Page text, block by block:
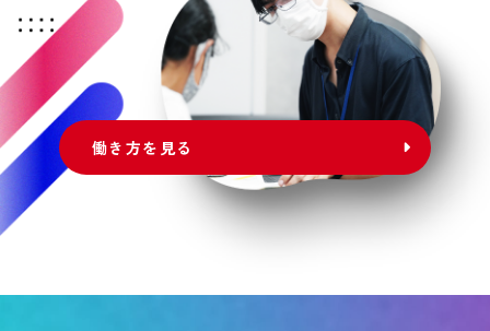
働き方を見る